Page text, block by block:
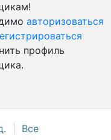
Все
авторизоваться
профиль